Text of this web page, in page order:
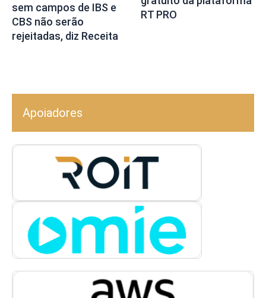
sem campos de IBS e
CBS não serão
rejeitadas, diz Receita
RT PRO
Apoiadores